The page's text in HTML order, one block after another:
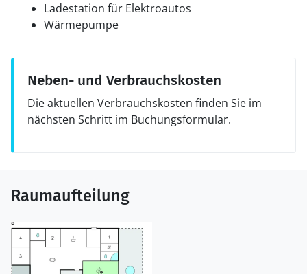
Ladestation für Elektroautos
Wärmepumpe
Neben- und Verbrauchskosten
Die aktuellen Verbrauchskosten finden Sie im
nächsten Schritt im Buchungsformular.
Raumaufteilung